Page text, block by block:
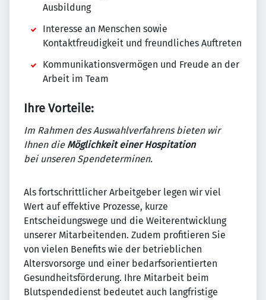
Ausbildung
Interesse an Menschen sowie
Kontaktfreudigkeit und freundliches Auftreten
Kommunikationsvermögen und Freude an der
Arbeit im Team
Ihre Vorteile:
Im Rahmen des Auswahlverfahrens bieten wir
Ihnen die Möglichkeit einer Hospitation
bei unseren Spendeterminen.
Als fortschrittlicher Arbeitgeber legen wir viel
Wert auf effektive Prozesse, kurze
Entscheidungswege und die Weiterentwicklung
unserer Mitarbeitenden. Zudem profitieren Sie
von vielen Benefits wie der betrieblichen
Altersvorsorge und einer bedarfsorientierten
Gesundheitsförderung. Ihre Mitarbeit beim
Blutspendedienst bedeutet auch langfristige